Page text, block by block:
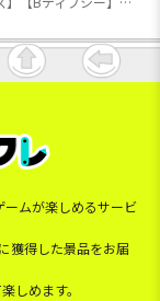
ームが楽しめるサービ
獲得した景品をお届
しめます。